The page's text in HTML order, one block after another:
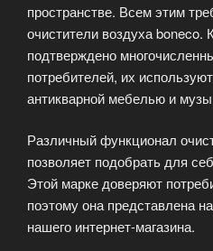
пространстве. Всем этим
очистители воздуха boneco.
подтверждено
потребителей, их
антикварной мебелью и
Различный функционал
позволяет подобрать для
Этой марке доверяют
поэтому она представлена
нашего интернет-магазина.